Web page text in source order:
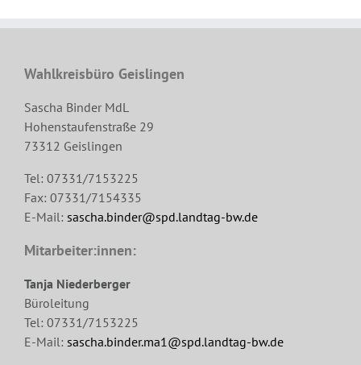
Wahlkreisbüro Geislingen
Sascha Binder MdL
Hohenstaufenstraße 29
73312 Geislingen
Tel: 07331/7153225
Fax: 07331/7154335
E-Mail: sascha.binder@spd.landtag-bw.de
Mitarbeiter:innen:
Tanja Niederberger
Büroleitung
Tel: 07331/7153225
E-Mail: sascha.binder.ma1@spd.landtag-bw.de